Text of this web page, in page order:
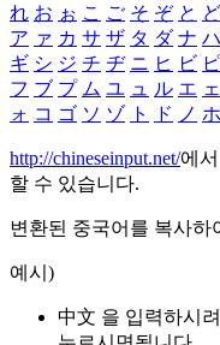
れ お ぉ こ ご そ ぞ と ど
ア ァ カ サ ザ タ ダ ナ ハ
ギ シ ジ チ ヂ ニ ヒ ビ ピ
フ ブ プ ム ユ ュ ル エ ェ
ォ コ ゴ ソ ゾ ト ド ノ ホ
http://chineseinput.net/에
할 수 있습니다.
변환된 중국어를 복사하
예시)
中文 을 입력하시